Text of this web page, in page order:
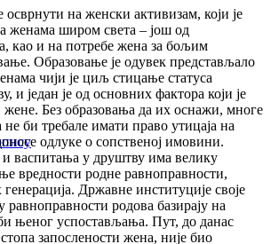
осврнути на женски активизам, који је
женама широм света – још од
као и на потребе жена за бољим
Образовање је одувек представљало
чији је циљ стицање статуса
и један је од основних фактора који је
жене. Без образовања да их оснажи, многе
би требале имати право утицаја на
одлуке о сопственој имовини.
васпитања у друштву има велику
вредности родне равноправности,
Државне институције своје
равноправности родова базирају на
њеног успостављања. Пут, до данас
запослености жена, није био